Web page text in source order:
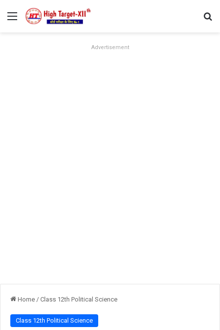
Menu
Advertisement
Home / Class 12th Political Science
Class 12th Political Science